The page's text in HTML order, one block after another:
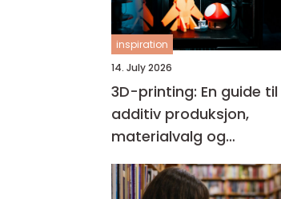
inspiration
14. July 2026
3D-printing: En guide til
additiv produksjon,
materialvalg og
moderne interiørdesign